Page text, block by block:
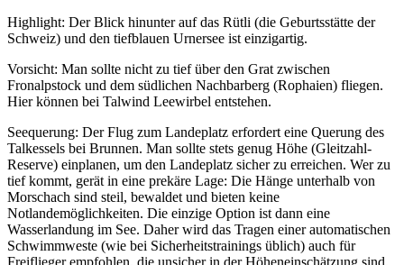
Highlight: Der Blick hinunter auf das Rütli (die Geburtsstätte der
Schweiz) und den tiefblauen Urnersee ist einzigartig.
Vorsicht: Man sollte nicht zu tief über den Grat zwischen
Fronalpstock und dem südlichen Nachbarberg (Rophaien) fliegen.
Hier können bei Talwind Leewirbel entstehen.
Seequerung: Der Flug zum Landeplatz erfordert eine Querung des
Talkessels bei Brunnen. Man sollte stets genug Höhe (Gleitzahl-
Reserve) einplanen, um den Landeplatz sicher zu erreichen. Wer zu
tief kommt, gerät in eine prekäre Lage: Die Hänge unterhalb von
Morschach sind steil, bewaldet und bieten keine
Notlandemöglichkeiten. Die einzige Option ist dann eine
Wasserlandung im See. Daher wird das Tragen einer automatischen
Schwimmweste (wie bei Sicherheitstrainings üblich) auch für
Freiflieger empfohlen, die unsicher in der Höheneinschätzung sind.